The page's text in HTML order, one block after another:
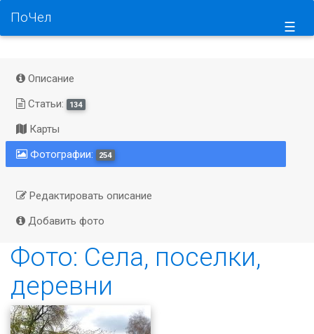
☰
ПоЧел
Описание
Статьи:
134
Карты
Фотографии:
254
Редактировать описание
Добавить фото
Фото: Села, поселки,
деревни